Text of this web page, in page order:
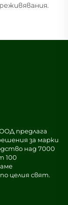
предлага
за марки
над 7000
100
целия свят.